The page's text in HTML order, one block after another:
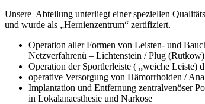
Unsere Abteilung unterliegt einer speziellen
und wurde als „Hernienzentrum“ zertifiziert.
Operation aller Formen von Leisten- und
Netzverfahrenü – Lichtenstein / Plug
Operation der Sportlerleiste ( „weiche Leiste)
operative Versorgung von Hämorrhoiden /
Implantation und Entfernung zentralvenöser
in Lokalanaesthesie und Narkose